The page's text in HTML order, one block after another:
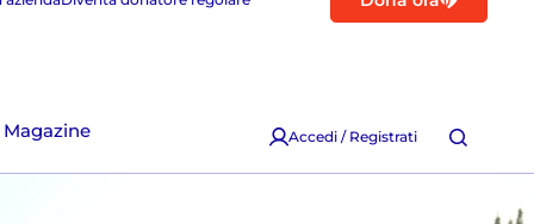
Magazine Accedi / Registrati